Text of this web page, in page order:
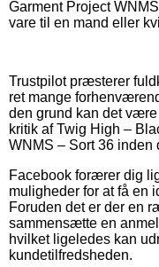
Garment Project
vare til en mand eller
Trustpilot præsterer
ret mange
den grund kan det
kritik af Twig High –
WNMS – Sort 36 inden
Facebook forærer dig
muligheder for at få en
Foruden det er der en
sammensætte en
hvilket ligeledes kan
kundetilfredsheden.